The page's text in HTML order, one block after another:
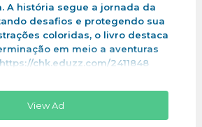
A história segue a jornada da
desafios e protegendo sua
coloridas, o livro destaca
em meio a aventuras
chk.eduzz.com/2411848
View Ad